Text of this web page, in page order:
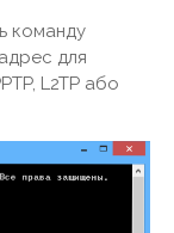
команду
для
L2TP або